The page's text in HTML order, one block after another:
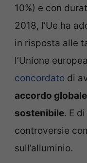
10%) e con
2018, l’Ue ha
in risposta alle
l’Unione
concordato di
accordo globale
sostenibile. E
controversie
sull’alluminio.